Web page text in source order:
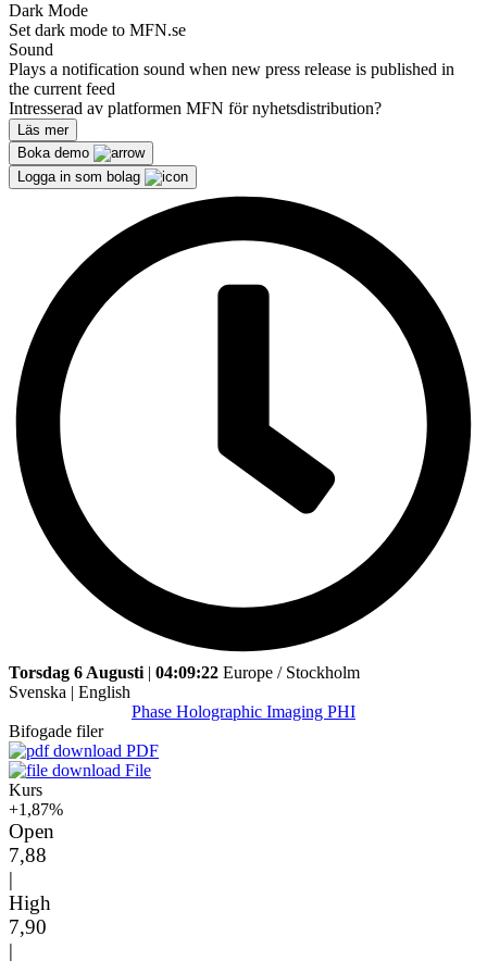
Dark Mode
Set dark mode to MFN.se
Sound
Plays a notification sound when new press release is published in
the current feed
Intresserad av platformen MFN för nyhetsdistribution?
Läs mer
Boka demo
Logga in som bolag
Torsdag 6 Augusti | 04:09:22 Europe / Stockholm
Svenska | English
Phase Holographic Imaging PHI
Bifogade filer
PDF
File
Kurs
+1,87%
Open
7,88
|
High
7,90
|